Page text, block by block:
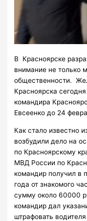
В Красноярске
внимание не только
общественности.
Красноярска
командира
Евсеенко до 24
Как стало известно
возбудили дело на
по Красноярскому
МВД России по
командир получил в
года от знакомого
сумму около 60000
командир дал
штрафовать